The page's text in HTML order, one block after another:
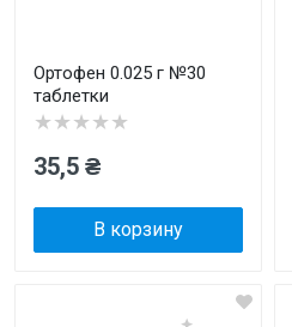
Ортофен 0.025 г №30
таблетки
★★★★★
35,5 ₴
В корзину